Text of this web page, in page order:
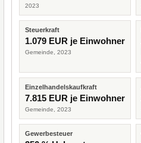
2023
Steuerkraft
1.079 EUR je Einwohner
Gemeinde, 2023
Einzelhandelskaufkraft
7.815 EUR je Einwohner
Gemeinde, 2023
Gewerbesteuer